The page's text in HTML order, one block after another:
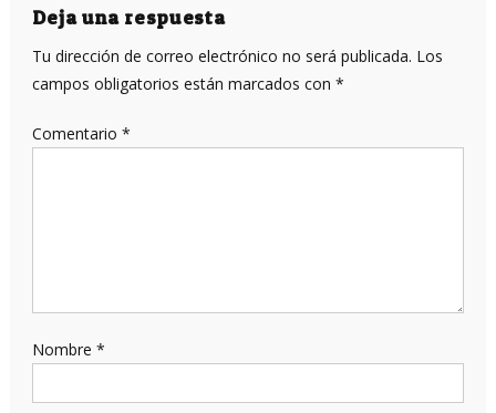
entradas
Deja una respuesta
Tu dirección de correo electrónico no será publicada. Los
campos obligatorios están marcados con *
Comentario *
Nombre *